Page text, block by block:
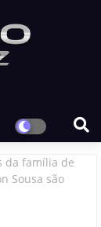
da família de
Sousa são